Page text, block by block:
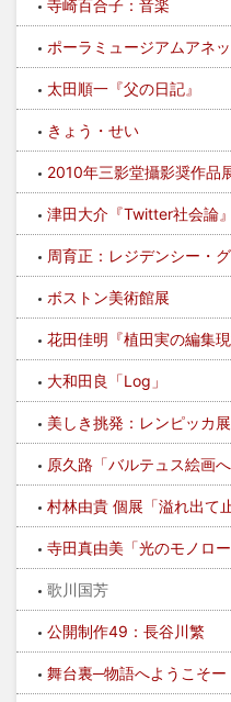
寺崎百合子：音楽
ポーラミュージアムアネ
太田順一『父の日記』
きょう・せい
2010年三影堂攝影奨作
津田大介『Twitter社会論』
周育正：レジデンシー・
ボストン美術館展
花田佳明『植田実の編集現
大和田良「Log」
美しき挑発：レンピッカ展
原久路「バルテュス絵画へ
村林由貴 個展「溢れ出て
寺田真由美「光のモノロ
歌川国芳
公開制作49：長谷川繁
舞台裏─物語へようこそー